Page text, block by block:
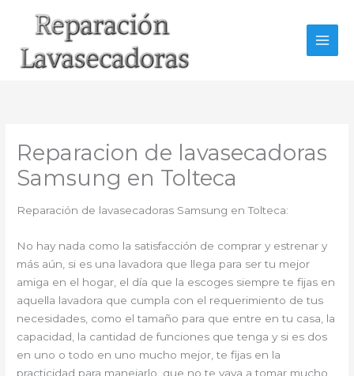
Reparacion de lavasecadoras
Samsung en Tolteca
Reparación de lavasecadoras Samsung en Tolteca:
No hay nada como la satisfacción de comprar y estrenar y
más aún, si es una lavadora que llega para ser tu mejor
amiga en el hogar, el día que la escoges siempre te fijas en
aquella lavadora que cumpla con el requerimiento de tus
necesidades, como el tamaño para que entre en tu casa, la
capacidad, la cantidad de funciones que tenga y si es dos
en uno o todo en uno mucho mejor, te fijas en la
practicidad para manejarlo, que no te vaya a tomar mucho